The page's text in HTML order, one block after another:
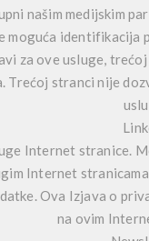
našim medijskim
moguća
za ove usluge,
Trećoj stranci nije
Internet stranice.
Internet
Ova Izjava o
na ovim